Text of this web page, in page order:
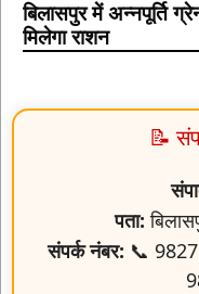
बिलासपुर में अन्नपूर्ति
मिलेगा राशन
📝
पता:
संपर्क नंबर: 📞